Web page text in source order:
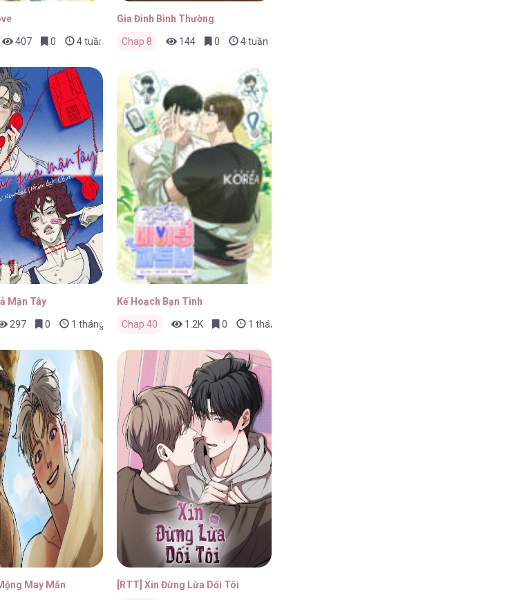
407 0 4 tuần trước
Gia Đình Bình Thường
Chap 8 144 0 4 tuần trước
Mận Tây
297 0 1 tháng trước
Kế Hoạch Bạn Tình
Chap 40 1.2K 0 1 tháng trước
May Mắn [RTT] Xin Đừng Lừa Dối Tôi